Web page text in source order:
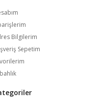
Bilgilerim
Sepetim